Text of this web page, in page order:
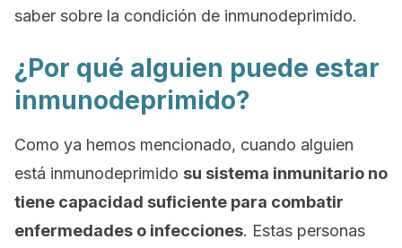
saber sobre la condición de inmunodeprimido.
¿Por qué alguien puede estar
inmunodeprimido?
Como ya hemos mencionado, cuando alguien
está inmunodeprimido su sistema inmunitario no
tiene capacidad suficiente para combatir
enfermedades o infecciones. Estas personas